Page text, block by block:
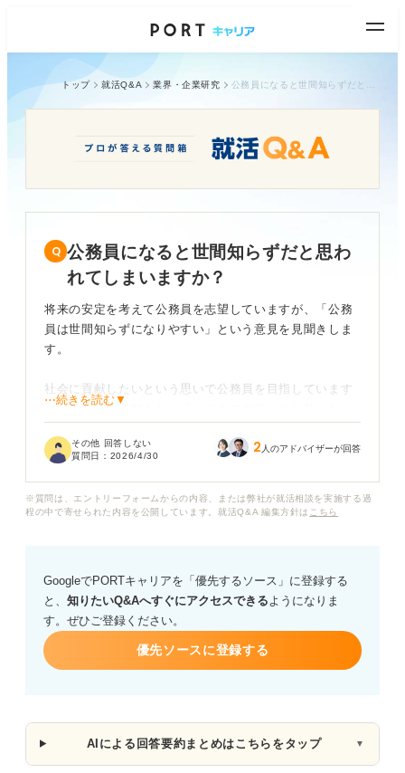
トップ 就活Q&A 業界・企業研究
公務員になると世間知らずだと思わ
れてしまいますか？
将来の安定を考えて公務員を志望していますが、「公務
員は世間知らずになりやすい」という意見を見聞きしま
す。
社会に貢献したいという思いで公務員を目指しています
が、民間で働く知人から「ビジネスの厳しさを知らな
り、自分の選択がずれているのではないかと考えてしま
また、公務員として働くことで、その組織内でしか通用
逃すのではないかという迷いもあります。
公務員という職業は、実際に「世間知らず」と見られや
すい環境なのでしょうか。また、そう思われないために
意識すべき点や、公務員として働きながらも広い視野を
⋯続きを読む▼
その他 回答しない
質問日： 2026/4/30 2 人のアドバイザーが回答
※質問は、エントリーフォームからの内容、または弊社が就活相談を実施する過
程の中で寄せられた内容を公開しています。就活Q&A 編集方針は こちら
GoogleでPORTキャリアを「優先するソース」に登録する
と、 知りたいQ&Aへすぐにアクセスできるようになりま
す。ぜひご登録ください。
優先ソースに登録する
AIによる回答要約まとめはこちらをタップ ▼